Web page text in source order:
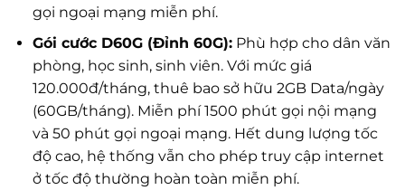
gọi ngoại mạng miễn phí.
Gói cước D60G (Đỉnh 60G):Phù hợp cho dân văn
phòng, học sinh, sinh viên. Với mức giá
120.000đ/tháng, thuê bao sở hữu 2GB Data/ngày
(60GB/tháng). Miễn phí 1500 phút gọi nội mạng
và 50 phút gọi ngoại mạng. Hết dung lượng tốc
độ cao, hệ thống vẫn cho phép truy cập internet
ở tốc độ thường hoàn toàn miễn phí.